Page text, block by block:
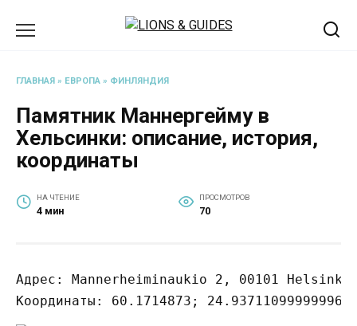
ГЛАВНАЯ » ЕВРОПА » ФИНЛЯНДИЯ
Памятник Маннергейму в
Хельсинки: описание, история,
координаты
НА ЧТЕНИЕ
4 мин
ПРОСМОТРОВ
70
Адрес: Mannerheiminaukio 2, 00101
Координаты: 60.1714873; 24.93711099999996.